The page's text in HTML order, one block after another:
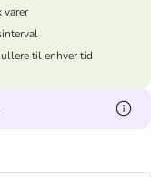
varer
til enhver tid